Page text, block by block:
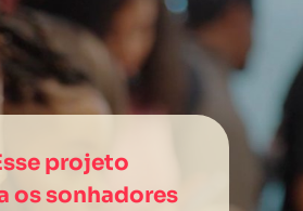
projeto
os sonhadores